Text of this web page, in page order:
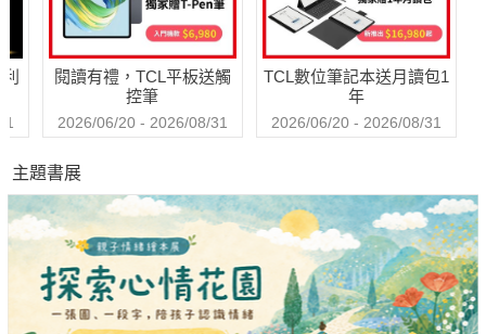
用珍貴的蕾絲手帕包裹做為禮品送人，同時也是一般大眾過節或
婚慶中不可缺少的伴手禮。
是義大利皮埃蒙特著名的餅乾，有個非常可愛的名字：「淑
女之吻」，是起源於它的外形，兩片半圓形造型的餅乾似乎彼此
浪漫地親吻，在黑巧克力的包裹下合而為一，極其浪漫甜蜜。西
元1852年，國王維托裡奧·埃曼努埃萊二世要求宮廷糕點師製作
新甜點做為禮物，要送給心愛的女子。糕點師為了滿足國王，運
用榛果、麵粉、奶油、糖和雞蛋製成了現在著名的「淑女之
吻」，也得到了國王及歐洲王室的喜愛。
閱讀有禮，TCL平板送觸
控筆
2026/06/20 - 2026/08/31
TCL數位筆記本送月讀包1
年
2026/06/20 - 2026/08/31
主題書展